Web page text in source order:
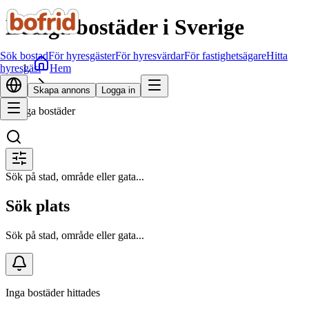
Sök bostadFör hyresgästerFör hyresvärdarFör fastighetsägareHitta
hyresgäst
Skapa annons Logga in
Lediga bostäder i Sverige
Hem
Sök bostad
Lediga bostäder
Sök på stad, område eller gata...
Sök plats
Sök på stad, område eller gata...
Inga bostäder hittades